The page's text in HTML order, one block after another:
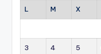
L M X
3 4 5